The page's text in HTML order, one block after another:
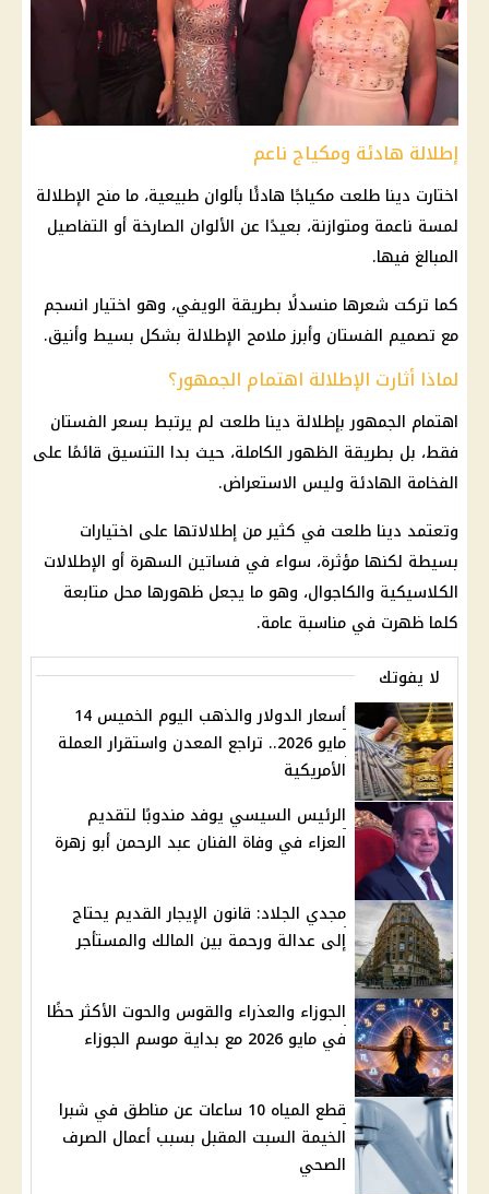
إطلالة هادئة ومكياج ناعم
اختارت دينا طلعت مكياجًا هادئًا بألوان طبيعية، ما منح الإطلالة
لمسة ناعمة ومتوازنة، بعيدًا عن الألوان الصارخة أو التفاصيل
المبالغ فيها.
كما تركت شعرها منسدلًا بطريقة الويفي، وهو اختيار انسجم
مع تصميم الفستان وأبرز ملامح الإطلالة بشكل بسيط وأنيق.
لماذا أثارت الإطلالة اهتمام الجمهور؟
اهتمام الجمهور بإطلالة دينا طلعت لم يرتبط بسعر الفستان
فقط، بل بطريقة الظهور الكاملة، حيث بدا التنسيق قائمًا على
الفخامة الهادئة وليس الاستعراض.
وتعتمد دينا طلعت في كثير من إطلالاتها على اختيارات
بسيطة لكنها مؤثرة، سواء في فساتين السهرة أو الإطلالات
الكلاسيكية والكاجوال، وهو ما يجعل ظهورها محل متابعة
كلما ظهرت في مناسبة عامة.
لا يفوتك
أسعار الدولار والذهب اليوم الخميس 14
مايو 2026.. تراجع المعدن واستقرار العملة
الأمريكية
الرئيس السيسي يوفد مندوبًا لتقديم
العزاء في وفاة الفنان عبد الرحمن أبو زهرة
مجدي الجلاد: قانون الإيجار القديم يحتاج
إلى عدالة ورحمة بين المالك والمستأجر
الجوزاء والعذراء والقوس والحوت الأكثر حظًا
في مايو 2026 مع بداية موسم الجوزاء
قطع المياه 10 ساعات عن مناطق في شبرا
الخيمة السبت المقبل بسبب أعمال الصرف
الصحي